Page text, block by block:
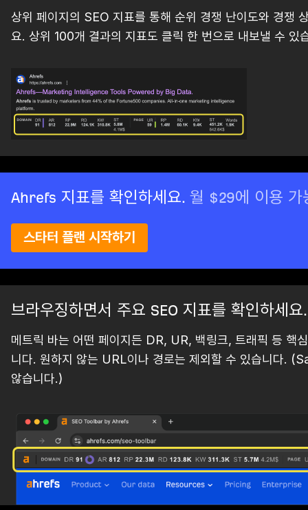
상위 페이지의 SEO 지표를 통해 순위 경쟁 난이도와 경쟁
요. 상위 100개 결과의 지표도 클릭 한 번으로 내보낼 수 있
Ahrefs 지표를 확인하세요. 월 $29에 이용 가
스타터 플랜 시작하기
브라우징하면서 주요 SEO 지표를 확인하세요.
메트릭 바는 어떤 페이지든 DR, UR, 백링크, 트래픽 등 핵
니다. 원하지 않는 URL이나 경로는 제외할 수 있습니다.
않습니다.)